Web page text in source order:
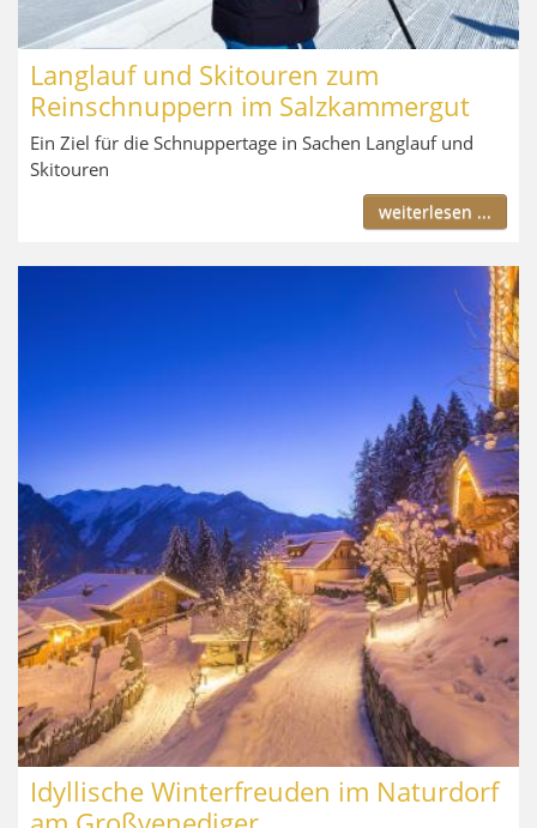
Langlauf und Skitouren zum
Reinschnuppern im Salzkammergut
Ein Ziel für die Schnuppertage in Sachen Langlauf und
Skitouren
weiterlesen ...
Idyllische Winterfreuden im Naturdorf